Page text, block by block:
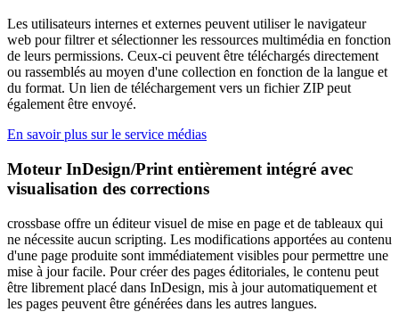
Les utilisateurs internes et externes peuvent utiliser le navigateur
web pour filtrer et sélectionner les ressources multimédia en fonction
de leurs permissions. Ceux-ci peuvent être téléchargés directement
ou rassemblés au moyen d'une collection en fonction de la langue et
du format. Un lien de téléchargement vers un fichier ZIP peut
également être envoyé.
En savoir plus sur le service médias
Moteur InDesign/Print entièrement intégré avec
visualisation des corrections
crossbase offre un éditeur visuel de mise en page et de tableaux qui
ne nécessite aucun scripting. Les modifications apportées au contenu
d'une page produite sont immédiatement visibles pour permettre une
mise à jour facile. Pour créer des pages éditoriales, le contenu peut
être librement placé dans InDesign, mis à jour automatiquement et
les pages peuvent être générées dans les autres langues.